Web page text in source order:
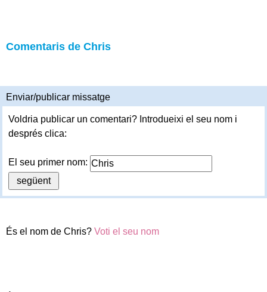
Comentaris de Chris
Enviar/publicar missatge
Voldria publicar un comentari? Introdueixi el seu nom i
després clica:
El seu primer nom:
És el nom de Chris? Voti el seu nom